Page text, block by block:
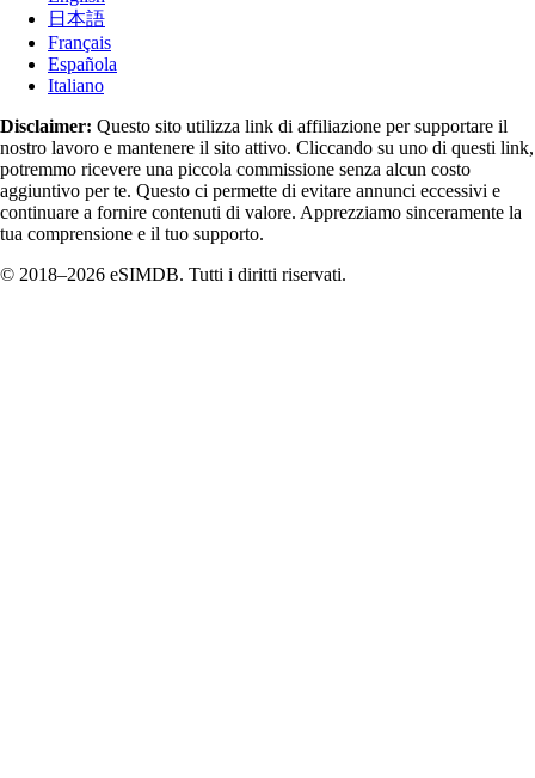
日本語
Français
Española
Italiano
Disclaimer: Questo sito utilizza link di affiliazione per supportare il
nostro lavoro e mantenere il sito attivo. Cliccando su uno di questi link,
potremmo ricevere una piccola commissione senza alcun costo
aggiuntivo per te. Questo ci permette di evitare annunci eccessivi e
continuare a fornire contenuti di valore. Apprezziamo sinceramente la
tua comprensione e il tuo supporto.
© 2018–2026 eSIMDB. Tutti i diritti riservati.